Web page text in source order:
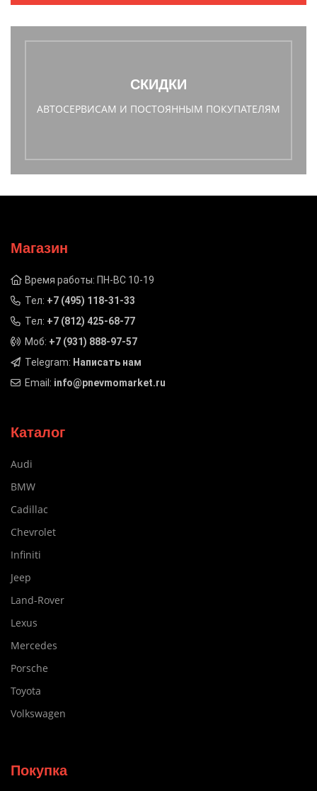
СКИДКИ
АВТОСЕРВИСАМ И ПОСТОЯННЫМ ПОКУПАТЕЛЯМ
Магазин
Время работы: ПН-ВС 10-19
Тел: +7 (495) 118-31-33
Тел: +7 (812) 425-68-77
Моб: +7 (931) 888-97-57
Telegram: Написать нам
Email: info@pnevmomarket.ru
Каталог
Audi
BMW
Cadillac
Chevrolet
Infiniti
Jeep
Land-Rover
Lexus
Mercedes
Porsche
Toyota
Volkswagen
Покупка